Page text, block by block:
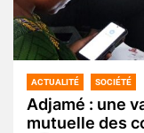
ACTUALITÉ SOCIÉTÉ
Adjamé : une
mutuelle des